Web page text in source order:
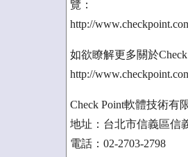
覽：
http://
如欲瞭解更多關於
http://
Check Point軟體技術有
地址：台北市信義區信
電話：02-2703-2798